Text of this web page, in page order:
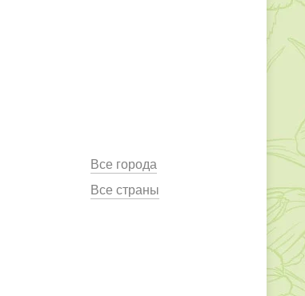
Все города
Все страны